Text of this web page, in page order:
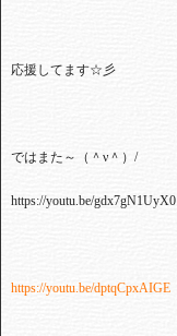
応援してます☆彡
ではまた～（＾ν＾）/
https://youtu.be/gdx7gN1UyX0
https://youtu.be/dptqCpxAIGE